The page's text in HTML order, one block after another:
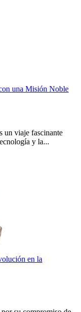
una Misión Noble
un viaje fascinante
y la...
en la